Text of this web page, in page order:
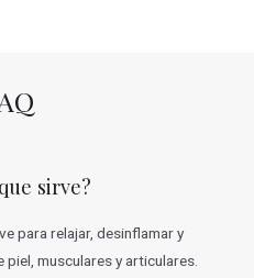
i
o
e
s
sirve?
para relajar, desinflamar y
musculares y articulares.